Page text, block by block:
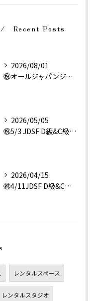
Recent Posts
2026/08/01
㊗️オールジャパンジュニア ソロサンバ4位‼️
2026/05/05
㊗️5/3 JDSF D級&C級 優勝🥇
2026/04/15
㊗️4/11JDSF D級&C級&プレジュニア優勝🥇
レンタルスペース
レンタルスタジオ